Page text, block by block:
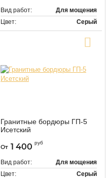
Вид работ:
Для мощения
Цвет:
Серый
Гранитные бордюры ГП-5
Исетский
От 1 400 руб
Вид работ:
Для мощения
Цвет:
Серый